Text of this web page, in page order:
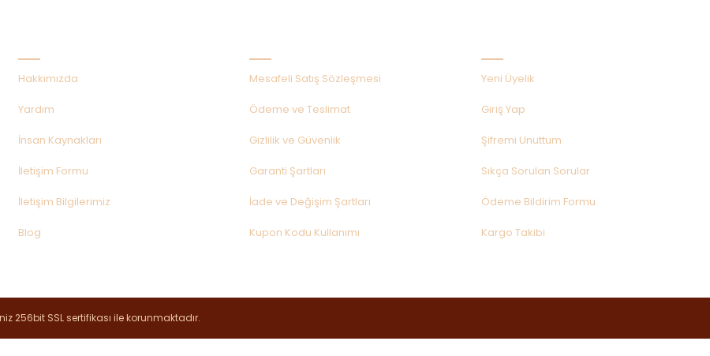
Hakkımızda
Yardım
İnsan Kaynakları
İletişim Formu
İletişim Bilgilerimiz
Blog
Mesafeli Satış Sözleşmesi
Ödeme ve Teslimat
Gizlilik ve Güvenlik
Garanti Şartları
İade ve Değişim Şartları
Kupon Kodu Kullanımı
Yeni Üyelik
Giriş Yap
Şifremi Unuttum
Sıkça Sorulan Sorular
Ödeme Bildirim Formu
Kargo Takibi
256bit SSL sertifikası ile korunmaktadır.